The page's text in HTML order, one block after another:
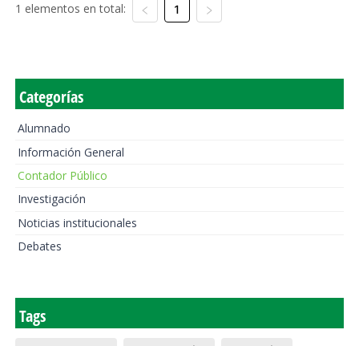
1 elementos en total: 1
Categorías
Alumnado
Información General
Contador Público
Investigación
Noticias institucionales
Debates
Tags